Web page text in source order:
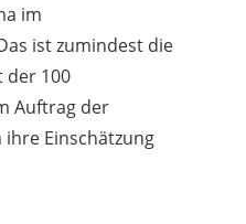
im
ist zumindest die
der 100
Auftrag der
ihre Einschätzung